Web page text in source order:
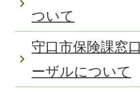
ついて
守口市保険課窓
ーザルについて